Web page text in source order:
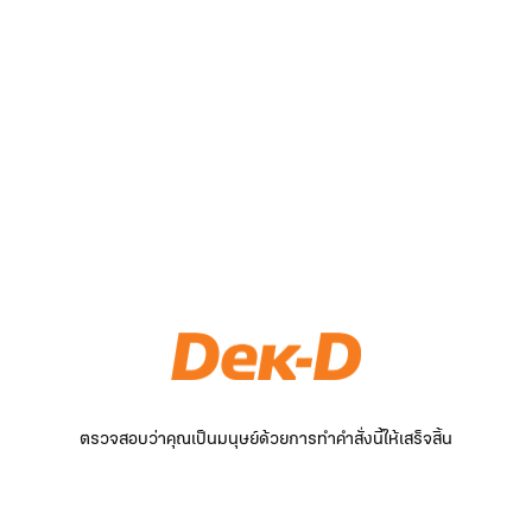
ตรวจสอบว่าคุณเป็นมนุษย์ด้วยการทำคำสั่งนี้ให้เสร็จสิ้น